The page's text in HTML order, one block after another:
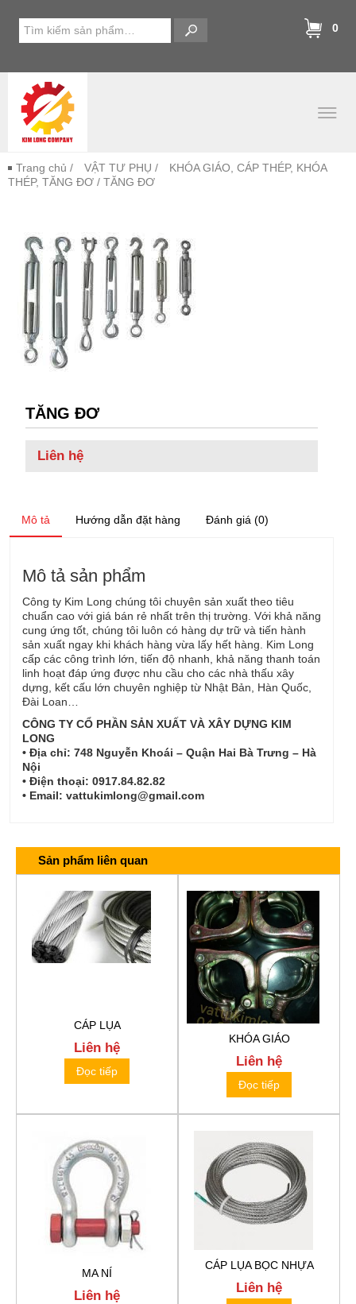
0
Trang chủ / VẬT TƯ PHỤ /
KHÓA GIÁO, CÁP THÉP, KHÓA
THÉP, TĂNG ĐƠ / TĂNG ĐƠ
TĂNG ĐƠ
Liên hệ
Mô tả Hướng dẫn đặt hàng Đánh giá (0)
Mô tả sản phẩm
Công ty Kim Long chúng tôi chuyên sản xuất theo tiêu
chuẩn cao với giá bán rẻ nhất trên thị trường. Với khả năng
cung ứng tốt, chúng tôi luôn có hàng dự trữ và tiến hành
sản xuất ngay khi khách hàng vừa lấy hết hàng. Kim Long
cấp các công trình lớn, tiến độ nhanh, khả năng thanh toán
linh hoạt đáp ứng được nhu cầu cho các nhà thấu xây
dựng, kết cấu lớn chuyên nghiệp từ Nhật Bản, Hàn Quốc,
Đài Loan…
CÔNG TY CỔ PHẦN SẢN XUẤT VÀ XÂY DỰNG KIM
LONG
• Địa chỉ: 748 Nguyễn Khoái – Quận Hai Bà Trưng – Hà
Nội
• Điện thoại: 0917.84.82.82
• Email: vattukimlong@gmail.com
Sản phẩm liên quan
CÁP LỤA
Liên hệ
Đọc tiếp
KHÓA GIÁO
Liên hệ
Đọc tiếp
MA NÍ
Liên hệ
CÁP LỤA BỌC NHỰA
Liên hệ